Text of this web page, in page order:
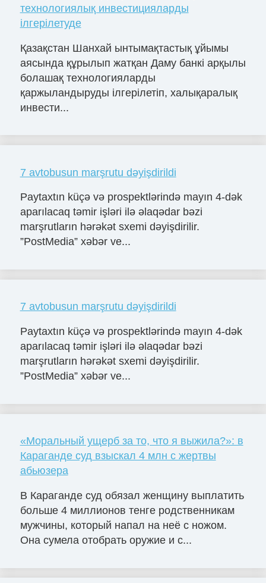
технологиялық инвестицияларды
ілгерілетуде
Қазақстан Шанхай ынтымақтастық ұйымы
аясында құрылып жатқан Даму банкі арқылы
болашақ технологияларды
қаржыландыруды ілгерілетіп, халықаралық
инвести...
7 avtobusun marşrutu dəyişdirildi
Paytaxtın küçə və prospektlərində mayın 4-dək
aparılacaq təmir işləri ilə əlaqədar bəzi
marşrutların hərəkət sxemi dəyişdirilir.
”PostMedia” xəbər ve...
7 avtobusun marşrutu dəyişdirildi
Paytaxtın küçə və prospektlərində mayın 4-dək
aparılacaq təmir işləri ilə əlaqədar bəzi
marşrutların hərəkət sxemi dəyişdirilir.
”PostMedia” xəbər ve...
«Моральный ущерб за то, что я выжила?»: в
Караганде суд взыскал 4 млн с жертвы
абьюзера
В Караганде суд обязал женщину выплатить
больше 4 миллионов тенге родственникам
мужчины, который напал на неё с ножом.
Она сумела отобрать оружие и с...